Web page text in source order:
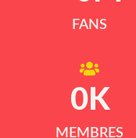
FANS
MEMBRES
0K